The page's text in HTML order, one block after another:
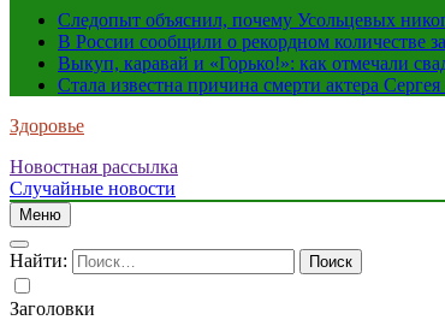
Следопыт объяснил, почему Усольцевых
В России сообщили о рекордном количестве
Выкуп, каравай и «Горько!»: как отмечали
Стала известна причина смерти актера
Здоровье
Новостная рассылка
Случайные новости
Меню
Найти:
Заголовки